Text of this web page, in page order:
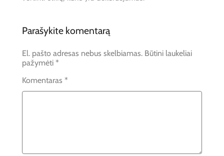
Parašykite komentarą
El. pašto adresas nebus skelbiamas. Būtini laukeliai
pažymėti *
Komentaras *